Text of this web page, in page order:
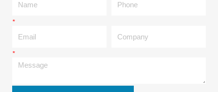
*Email
*Message